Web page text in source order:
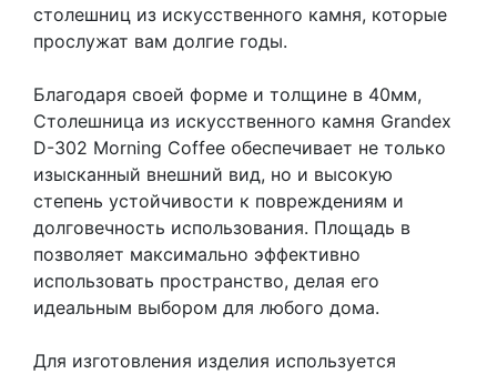
столешниц из искусственного камня, которые
прослужат вам долгие годы.
Благодаря своей форме и толщине в 40мм,
Столешница из искусственного камня Grandex
D-302 Morning Coffee обеспечивает не только
изысканный внешний вид, но и высокую
степень устойчивости к повреждениям и
долговечность использования. Площадь в
позволяет максимально эффективно
использовать пространство, делая его
идеальным выбором для любого дома.
Для изготовления изделия используется